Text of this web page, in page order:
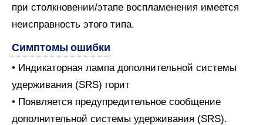
при столкновении/этапе воспламенения имеется
неисправность этого типа.
Симптомы ошибки
• Индикаторная лампа дополнительной системы
удерживания (SRS) горит
• Появляется предупредительное сообщение
дополнительной системы удерживания (SRS).